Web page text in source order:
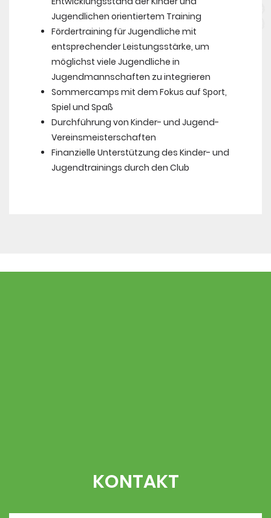
Jugendlichen orientiertem Training
Fördertraining für Jugendliche mit
entsprechender Leistungsstärke, um
möglichst viele Jugendliche in
Jugendmannschaften zu integrieren
Sommercamps mit dem Fokus auf Sport,
Spiel und Spaß
Durchführung von Kinder- und Jugend-
Vereinsmeisterschaften
Finanzielle Unterstützung des Kinder- und
Jugendtrainings durch den Club
KONTAKT